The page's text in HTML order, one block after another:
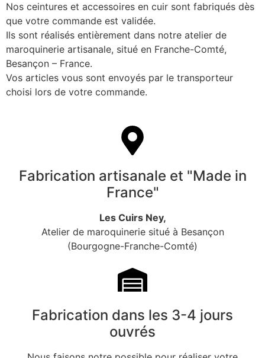
Nos ceintures et accessoires en cuir sont fabriqués dès
que votre commande est validée.
Ils sont réalisés entièrement dans notre atelier de
maroquinerie artisanale, situé en Franche-Comté,
Besançon – France.
Vos articles vous sont envoyés par le transporteur
choisi lors de votre commande.
Fabrication artisanale et "Made in
France"
Les Cuirs Ney,
Atelier de maroquinerie situé à Besançon
(Bourgogne-Franche-Comté)
Fabrication dans les 3-4 jours
ouvrés